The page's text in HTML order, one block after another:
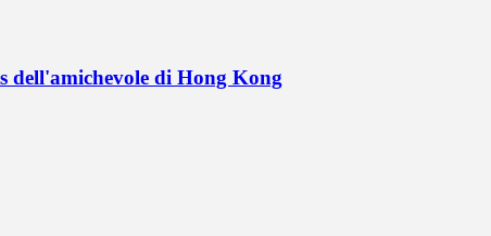
dell'amichevole di Hong Kong